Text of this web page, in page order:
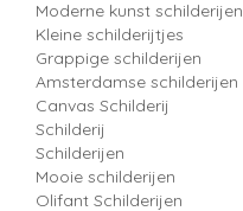
Moderne kunst schilderijen
Kleine schilderijtjes
Grappige schilderijen
Amsterdamse schilderijen
Canvas Schilderij
Schilderij
Schilderijen
Mooie schilderijen
Olifant Schilderijen